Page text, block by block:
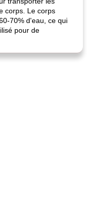
corps. Le corps
70% d'eau, ce qui
pour de